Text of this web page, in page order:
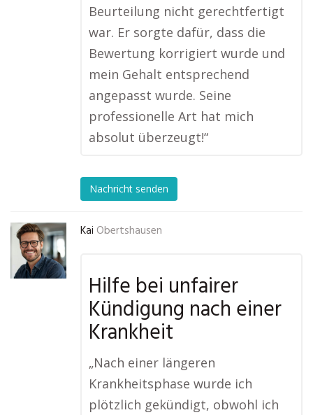
Beurteilung nicht gerechtfertigt
war. Er sorgte dafür, dass die
Bewertung korrigiert wurde und
mein Gehalt entsprechend
angepasst wurde. Seine
professionelle Art hat mich
absolut überzeugt!“
Nachricht senden
Kai Obertshausen
Hilfe bei unfairer
Kündigung nach einer
Krankheit
„Nach einer längeren
Krankheitsphase wurde ich
plötzlich gekündigt, obwohl ich